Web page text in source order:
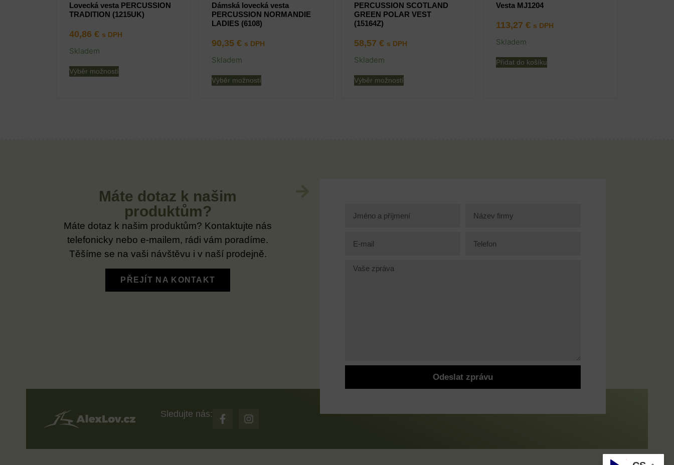
Lovecká vesta PERCUSSION
TRADITION (1215UK)
40,86 € s DPH
Skladem
Výběr možností
Dámská lovecká vesta
PERCUSSION NORMANDIE
LADIES (6108)
90,35 € s DPH
Skladem
Výběr možností
PERCUSSION SCOTLAND
GREEN POLAR VEST
(15164Z)
58,57 € s DPH
Skladem
Výběr možností
Vesta MJ1204
113,27€ s DPH
Skladem
Přidat do košíku
Máte dotaz k našim
produktům?
Máte dotaz k našim produktům? Kontaktujte nás
telefonicky nebo e-mailem, rádi vám poradíme.
Těšíme se na vaši návštěvu i v naší prodejně.
PŘEJÍT NA KONTAKT
Odeslat zprávu
Sledujte nás: